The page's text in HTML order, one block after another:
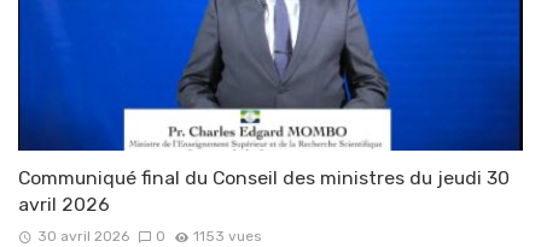
Communiqué final du Conseil des ministres du jeudi 30
avril 2026
30 avril 2026 0 1153 vues